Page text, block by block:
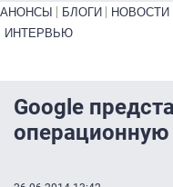
Primary links bottom
АНОНСЫ БЛОГИ НОВОСТИ
ИНТЕРВЬЮ
Google
операционную